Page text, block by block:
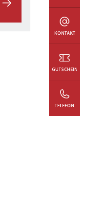
KONTAKT
GUTSCHEIN
TELEFON